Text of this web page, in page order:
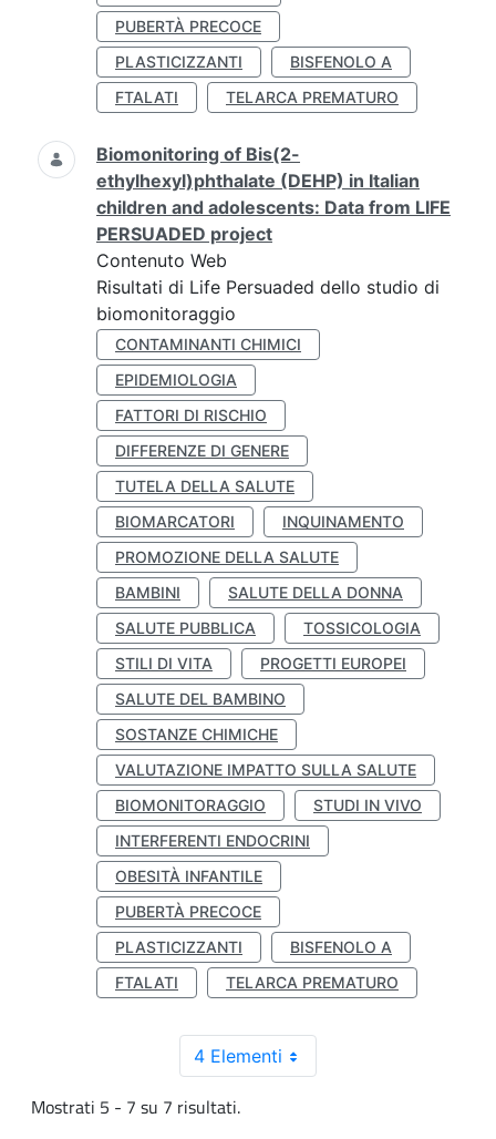
PUBERTÀ PRECOCE
PLASTICIZZANTI
BISFENOLO A
FTALATI
TELARCA PREMATURO
Biomonitoring of Bis(2-
ethylhexyl)phthalate (DEHP) in Italian
children and adolescents: Data from LIFE
PERSUADED project
Contenuto Web
Risultati di Life Persuaded dello studio di
biomonitoraggio
CONTAMINANTI CHIMICI
EPIDEMIOLOGIA
FATTORI DI RISCHIO
DIFFERENZE DI GENERE
TUTELA DELLA SALUTE
BIOMARCATORI
INQUINAMENTO
PROMOZIONE DELLA SALUTE
BAMBINI
SALUTE DELLA DONNA
SALUTE PUBBLICA
TOSSICOLOGIA
STILI DI VITA
PROGETTI EUROPEI
SALUTE DEL BAMBINO
SOSTANZE CHIMICHE
VALUTAZIONE IMPATTO SULLA SALUTE
BIOMONITORAGGIO
STUDI IN VIVO
INTERFERENTI ENDOCRINI
OBESITÀ INFANTILE
PUBERTÀ PRECOCE
PLASTICIZZANTI
BISFENOLO A
FTALATI
TELARCA PREMATURO
4 Elementi
Mostrati 5 - 7 su 7 risultati.